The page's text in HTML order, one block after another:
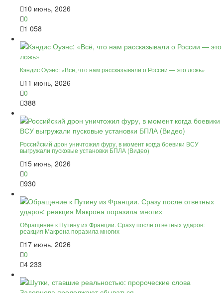
10 июнь, 2026
0
1 058
Кэндис Оуэнс: «Всё, что нам рассказывали о России — это ложь»
11 июнь, 2026
0
388
Российский дрон уничтожил фуру, в момент когда боевики ВСУ
выгружали пусковые установки БПЛА (Видео)
15 июнь, 2026
0
930
Обращение к Путину из Франции. Сразу после ответных ударов:
реакция Макрона поразила многих
17 июнь, 2026
0
4 233